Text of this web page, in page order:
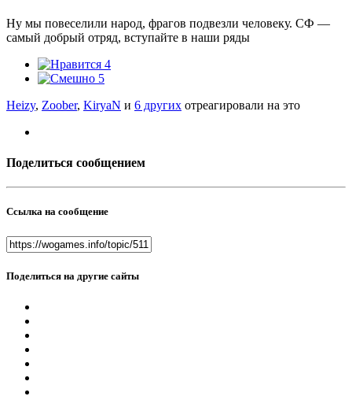
Ну мы повеселили народ, фрагов подвезли человеку. СФ —
самый добрый отряд, вступайте в наши ряды
4
5
Heizy, Zoober, KiryaN и 6 других отреагировали на это
Поделиться сообщением
Ссылка на сообщение
Поделиться на другие сайты